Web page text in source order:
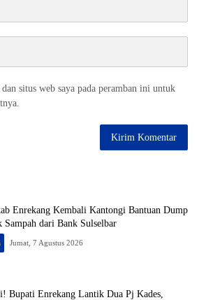
situs web saya pada peramban ini untuk
Enrekang Kembali Kantongi Bantuan Dump
Sampah dari Bank Sulselbar
Jumat, 7 Agustus 2026
Bupati Enrekang Lantik Dua Pj Kades,